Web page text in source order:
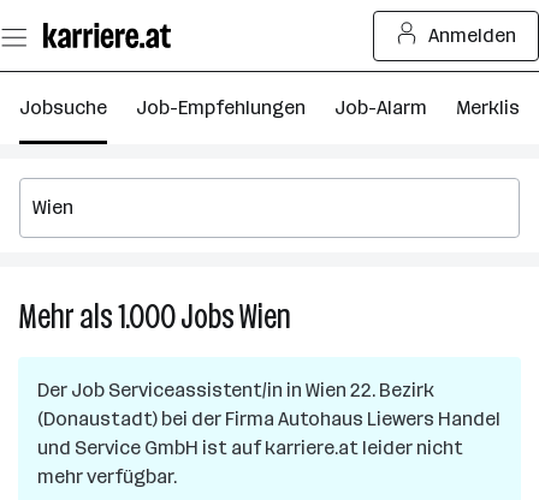
Seiteninhalt
springen
Anmelden
Jobsuche Job-Empfehlungen Job-Alarm Merkliste
Mehr als 1.000JobsWien
Jobs
in
Wien
Der Job Serviceassistent/in in Wien 22. Bezirk
(Donaustadt) bei der Firma Autohaus Liewers Handel
und Service GmbH ist auf karriere.at leider nicht
mehr verfügbar.